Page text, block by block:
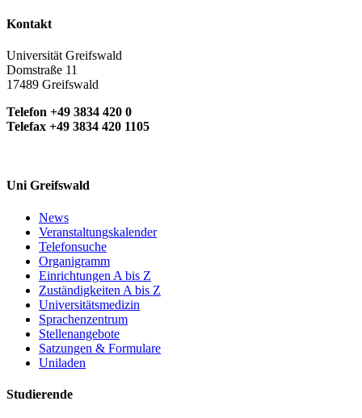
Kontakt
Universität Greifswald
Domstraße 11
17489 Greifswald
Telefon +49 3834 420 0
Telefax +49 3834 420 1105
Uni Greifswald
News
Veranstaltungskalender
Telefonsuche
Organigramm
Einrichtungen A bis Z
Zuständigkeiten A bis Z
Universitätsmedizin
Sprachenzentrum
Stellenangebote
Satzungen & Formulare
Uniladen
Studierende